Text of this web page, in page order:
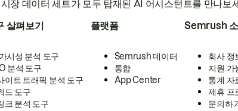
장 데이터 세트가 모두 탑재된 AI 어시스턴트를 만나보
살펴보기
시성 분석 도구
분석 도구
이트 트래픽 분석 도구
드 도구
크 분석 도구
플랫폼
Semrush 데이터
통합
App Center
Semrush
회사 정
지원 가
통계 자
제휴 프
문의하